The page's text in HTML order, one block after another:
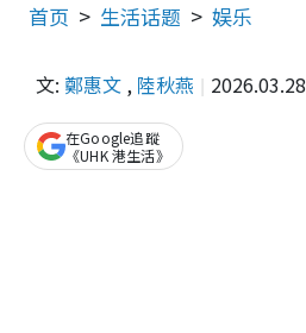
首页 生活话题 娱乐
文: 鄭惠文 , 陸秋燕 2026.03.28
在Google追蹤
《UHK 港生活》